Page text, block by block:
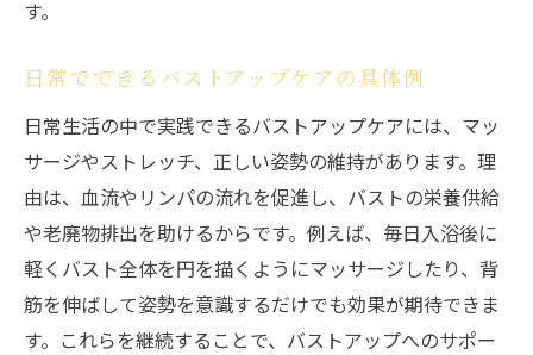
す。
日常でできるバストアップケアの具体例
日常生活の中で実践できるバストアップケアには、マッ
サージやストレッチ、正しい姿勢の維持があります。理
由は、血流やリンパの流れを促進し、バストの栄養供給
や老廃物排出を助けるからです。例えば、毎日入浴後に
軽くバスト全体を円を描くようにマッサージしたり、背
筋を伸ばして姿勢を意識するだけでも効果が期待できま
す。これらを継続することで、バストアップへのサポー